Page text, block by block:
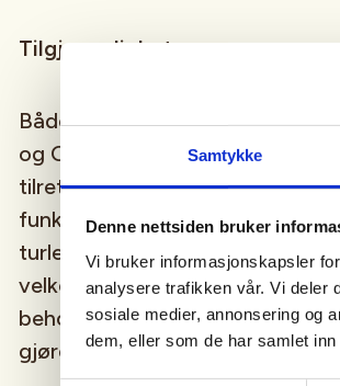
Samtykke
Denne nettsiden bruker
Vi bruker informasjonskapsler
analysere trafikken vår. Vi deler
sosiale medier, annonsering og
dem, eller som de har samlet
Tilgjengelighet
Både buldrerommet og Bystua
og Omegn er universelt
tilrettelagt for å være
funksjonsevne. På våre
turleder både norsk og engelsk.
velkommen til å ha med
behov for litt ekstra hjelp eller
gjøre så godt vi kan.